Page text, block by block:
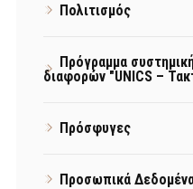
Πολιτισμός
Πρόγραμμα
διαφορών "UNICS –
Πρόσφυγες
Προσωπικά